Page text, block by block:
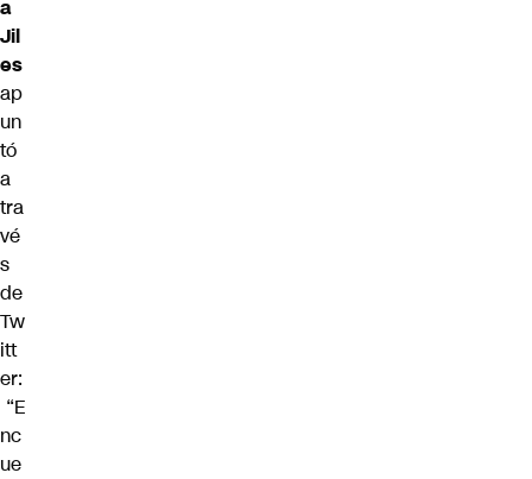
a
Jil
es
ap
un
tó
a
tra
vé
s
de
Tw
itt
er:
“E
nc
ue